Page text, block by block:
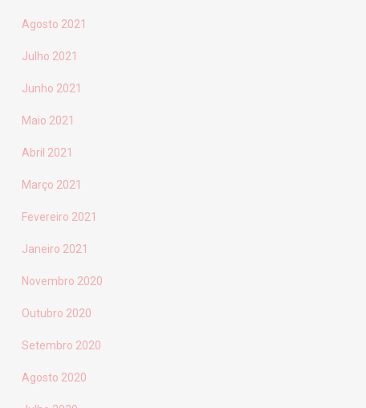
Agosto 2021
Julho 2021
Junho 2021
Maio 2021
Abril 2021
Março 2021
Fevereiro 2021
Janeiro 2021
Novembro 2020
Outubro 2020
Setembro 2020
Agosto 2020